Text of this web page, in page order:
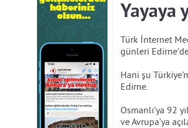
Yayaya
Türk İnternet
günleri
Hani şu
Edirne.
Osmanlı’ya 92
ve Avrupa’ya